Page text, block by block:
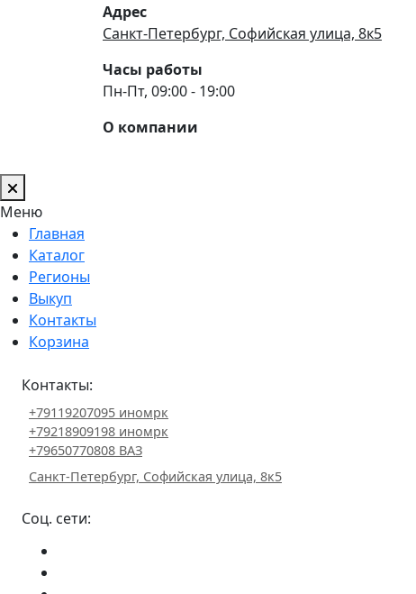
Адрес
Санкт-Петербург, Софийская улица, 8к5
Часы работы
Пн-Пт, 09:00 - 19:00
О компании
Меню
Главная
Каталог
Регионы
Выкуп
Контакты
Корзина
Контакты:
+79119207095 иномрк
+79218909198 иномрк
+79650770808 ВАЗ
Санкт-Петербург, Софийская улица, 8к5
Соц. сети: